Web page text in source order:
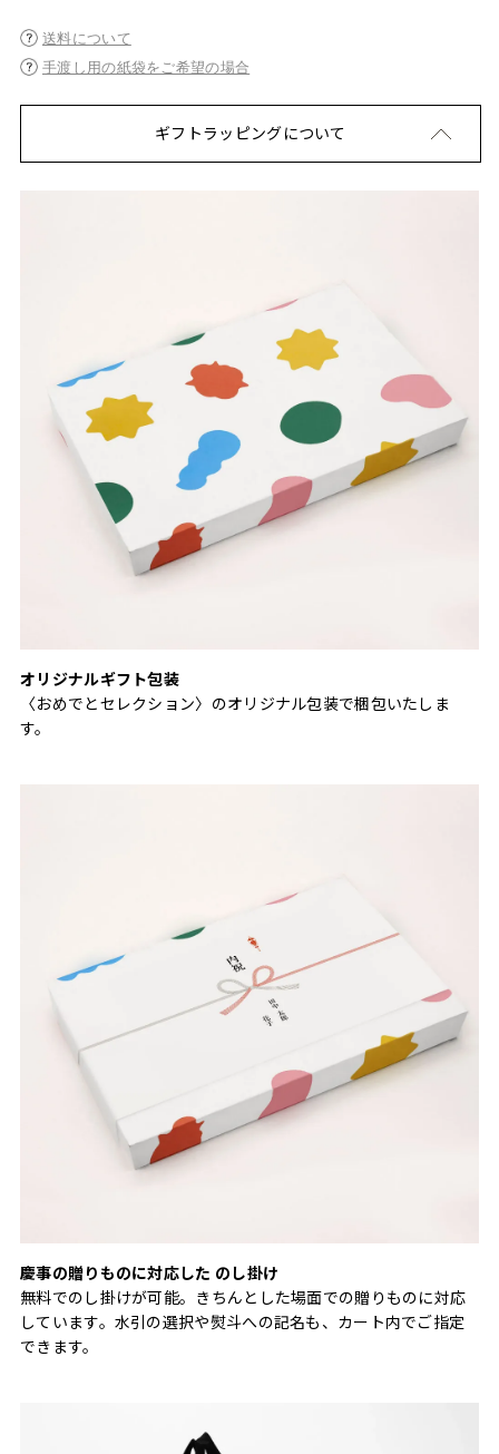
送料について
手渡し用の紙袋をご希望の場合
ギフトラッピングについて
オリジナルギフト包装
〈おめでとセレクション〉のオリジナル包装で梱包いたしま
す。
慶事の贈りものに対応した のし掛け
無料でのし掛けが可能。きちんとした場面での贈りものに対応
しています。水引の選択や熨斗への記名も、カート内でご指定
できます。